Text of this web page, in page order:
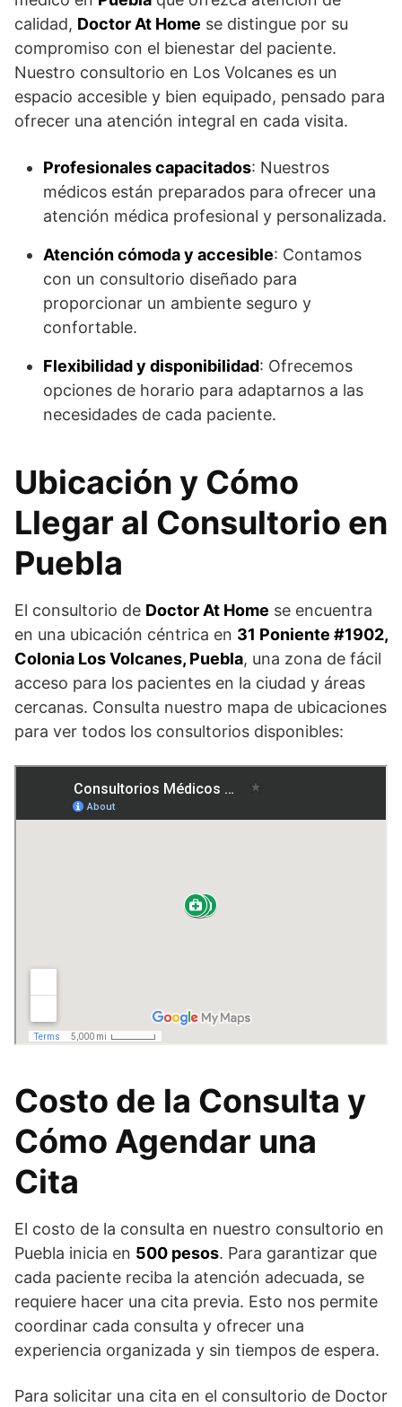
calidad, Doctor At Home se distingue por su
compromiso con el bienestar del paciente.
Nuestro consultorio en Los Volcanes es un
espacio accesible y bien equipado, pensado para
ofrecer una atención integral en cada visita.
Profesionales capacitados: Nuestros
médicos están preparados para ofrecer una
atención médica profesional y personalizada.
Atención cómoda y accesible: Contamos
con un consultorio diseñado para
proporcionar un ambiente seguro y
confortable.
Flexibilidad y disponibilidad: Ofrecemos
opciones de horario para adaptarnos a las
necesidades de cada paciente.
Ubicación y Cómo
Llegar al Consultorio en
Puebla
El consultorio de Doctor At Home se encuentra
en una ubicación céntrica en 31 Poniente #1902,
Colonia Los Volcanes, Puebla, una zona de fácil
acceso para los pacientes en la ciudad y áreas
cercanas. Consulta nuestro mapa de ubicaciones
para ver todos los consultorios disponibles:
Costo de la Consulta y
Cómo Agendar una
Cita
El costo de la consulta en nuestro consultorio en
Puebla inicia en 500 pesos. Para garantizar que
cada paciente reciba la atención adecuada, se
requiere hacer una cita previa. Esto nos permite
coordinar cada consulta y ofrecer una
experiencia organizada y sin tiempos de espera.
Para solicitar una cita en el consultorio de Doctor